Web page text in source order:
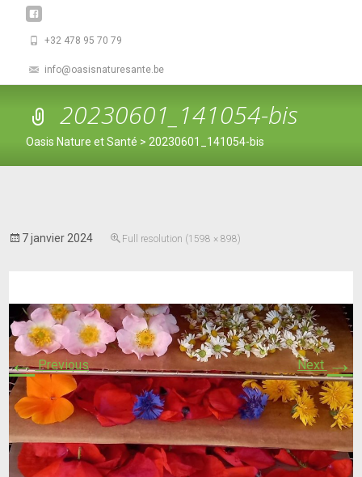
+32 478 95 70 79
info@oasisnaturesante.be
20230601_141054-bis
Oasis Nature et Santé > 20230601_141054-bis
7 janvier 2024 Full resolution (1598 × 898)
←Previous Next →